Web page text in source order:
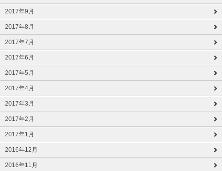
2017年9月
2017年8月
2017年7月
2017年6月
2017年5月
2017年4月
2017年3月
2017年2月
2017年1月
2016年12月
2016年11月